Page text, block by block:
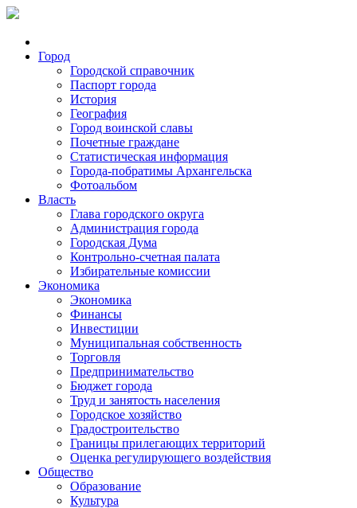
Город
Городской справочник
Паспорт города
История
География
Город воинской славы
Почетные граждане
Статистическая информация
Города-побратимы Архангельска
Фотоальбом
Власть
Глава городского округа
Администрация города
Городская Дума
Контрольно-счетная палата
Избирательные комиссии
Экономика
Экономика
Финансы
Инвестиции
Муниципальная собственность
Торговля
Предпринимательство
Бюджет города
Труд и занятость населения
Городское хозяйство
Градостроительство
Границы прилегающих территорий
Оценка регулирующего воздействия
Общество
Образование
Культура